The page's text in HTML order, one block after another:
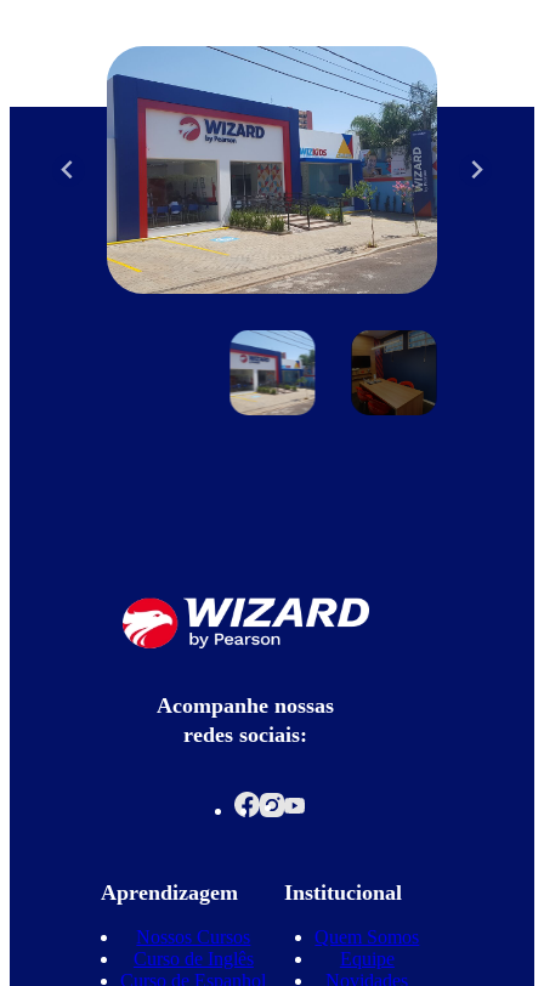
Acompanhe nossas
redes sociais:
Aprendizagem
Nossos Cursos
Curso de Inglês
Curso de Espanhol
Institucional
Quem Somos
Equipe
Novidades